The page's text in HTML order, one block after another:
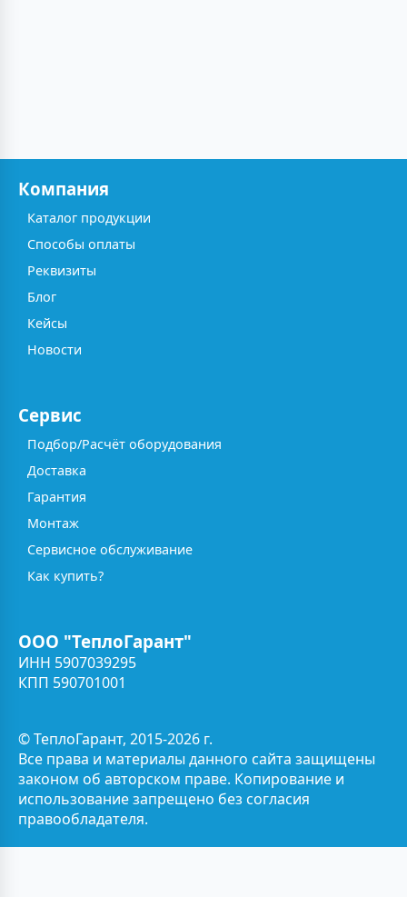
Компания
Каталог продукции
Способы оплаты
Реквизиты
Блог
Кейсы
Новости
Сервис
Подбор/Расчёт оборудования
Доставка
Гарантия
Монтаж
Сервисное обслуживание
Как купить?
ООО "ТеплоГарант"
ИНН 5907039295
КПП 590701001
© ТеплоГарант, 2015-2026 г.
Все права и материалы данного сайта защищены
законом об авторском праве. Копирование и
использование запрещено без согласия
правообладателя.